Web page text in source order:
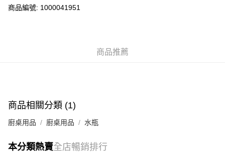
送貨方式
每筆HK$50.00，滿HK$200.00或以上免運費
UNY 門市自取
商品編號: 1000041951
商品推薦
商品相關分類 (1)
廚桌用品 廚桌用品 水瓶
本分類熱賣全店暢銷排行